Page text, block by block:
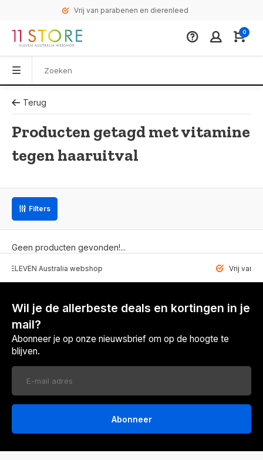
Vrij van parabenen en dierenleed
0
Terug
Producten getagd met vitamine
tegen haaruitval
Filters
Geen producten gevonden!...
Australia webshop Vrij van
Wil je de allerbeste deals en kortingen in je
mail?
Abonneer je op onze nieuwsbrief om op de hoogte te
blijven.
Abonneer